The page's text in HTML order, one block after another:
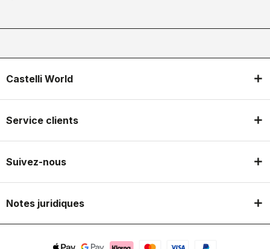
Castelli World
Service clients
Suivez-nous
Notes juridiques